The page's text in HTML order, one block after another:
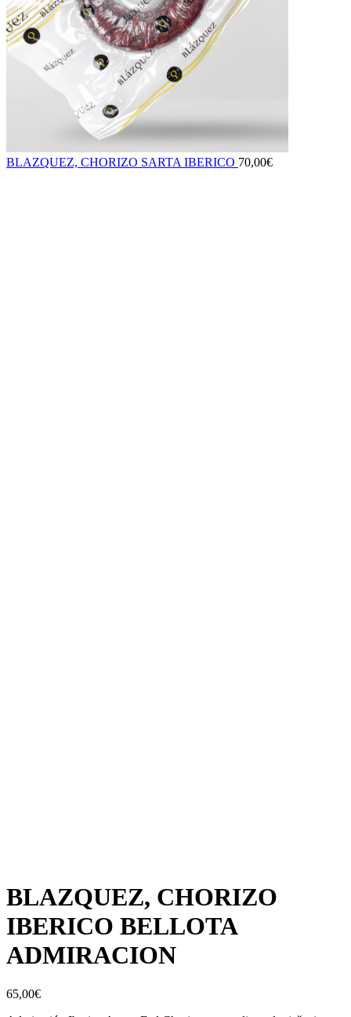
BLAZQUEZ, CHORIZO SARTA IBERICO 70,00€
BLAZQUEZ, CHORIZO
IBERICO BELLOTA
ADMIRACION
65,00€